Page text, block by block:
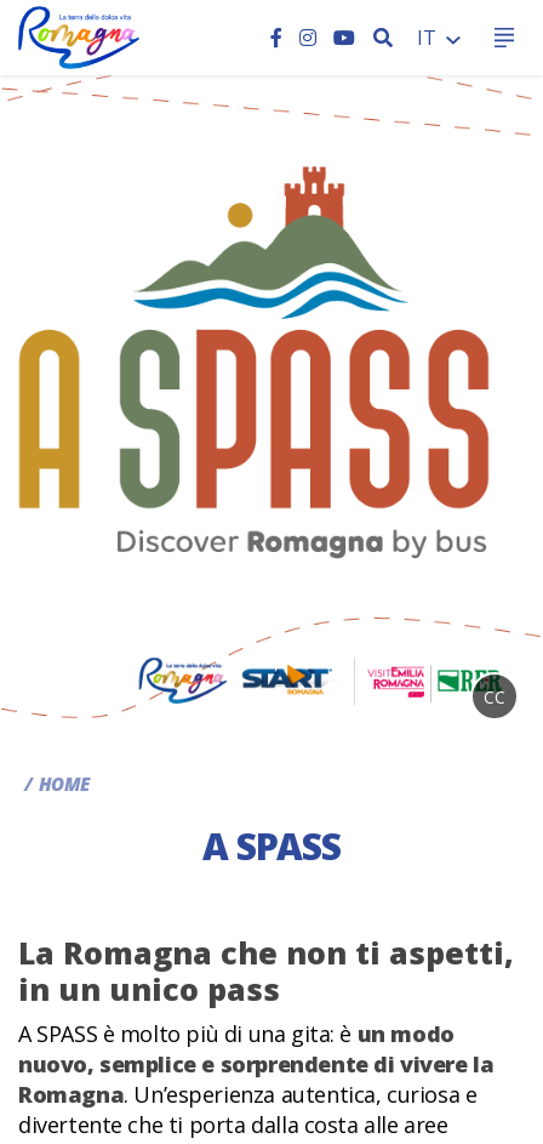
CERCA
IT
CC
HOME
A SPASS
La Romagna che non ti aspetti,
in un unico pass
A SPASS è molto più di una gita: è un modo
nuovo, semplice e sorprendente di vivere la
Romagna. Un’esperienza autentica, curiosa e
divertente che ti porta dalla costa alle aree